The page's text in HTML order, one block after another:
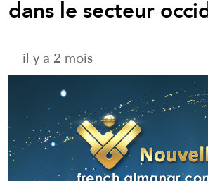
dans le secteur
il y a 2 mois